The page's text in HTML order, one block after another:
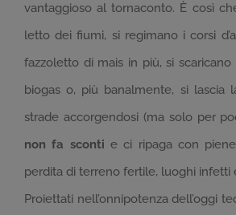
vantaggioso al tornaconto. È così
letto dei fiumi, si regimano i corsi
fazzoletto di mais in più, si
biogas o, più banalmente, si lascia
strade accorgendosi (ma solo per
non fa sconti e ci ripaga con
perdita di terreno fertile, luoghi infetti
Proiettati nell’onnipotenza dell’oggi